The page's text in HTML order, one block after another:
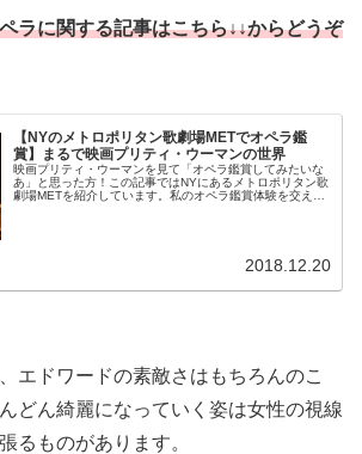
ラに関する記事はこちら↓↓からどうぞ
【NYのメトロポリタン歌劇場METでオペラ鑑
賞】まるで映画プリティ・ウーマンの世界
映画プリティ・ウーマンを見て「オペラ鑑賞してみたいな
あ」と思った方！この記事ではNYにあるメトロポリタン歌
劇場METを紹介しています。私のオペラ鑑賞体験を交えつ
2018.12.20
エドワードの素敵さはもちろんのこ
どん綺麗になっていく姿は女性の視線
るものがあります。